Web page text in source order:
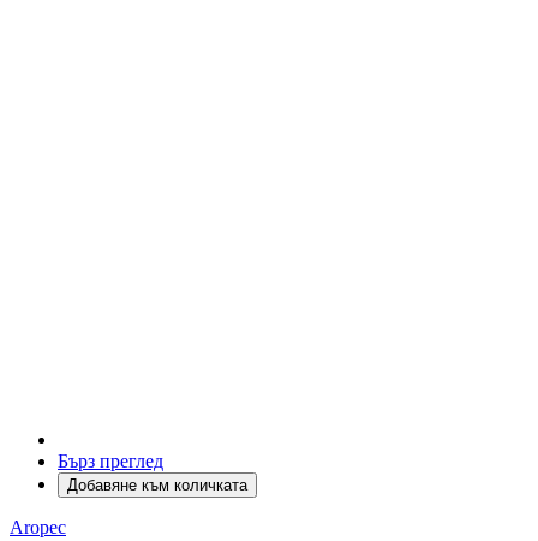
Бърз преглед
Добавяне към количката
Aropec